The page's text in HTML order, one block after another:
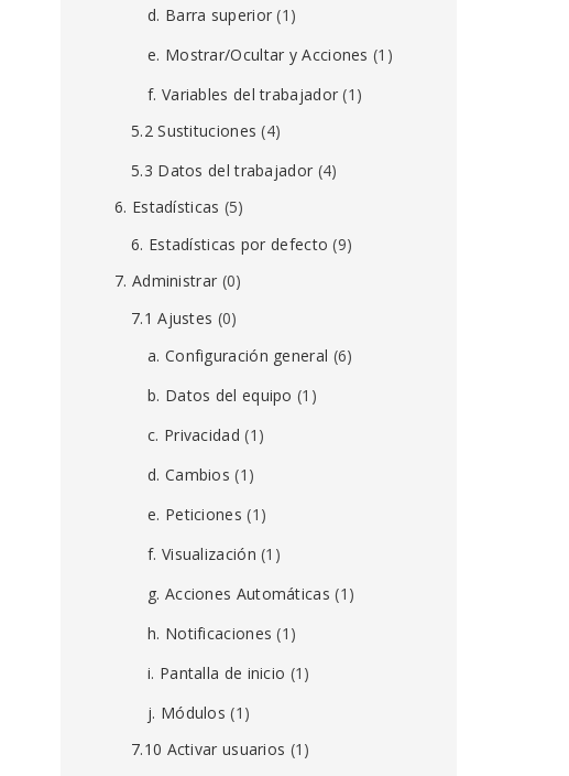
d. Barra superior (1)
e. Mostrar/Ocultar y Acciones (1)
f. Variables del trabajador (1)
5.2 Sustituciones (4)
5.3 Datos del trabajador (4)
6. Estadísticas (5)
6. Estadísticas por defecto (9)
7. Administrar (0)
7.1 Ajustes (0)
a. Configuración general (6)
b. Datos del equipo (1)
c. Privacidad (1)
d. Cambios (1)
e. Peticiones (1)
f. Visualización (1)
g. Acciones Automáticas (1)
h. Notificaciones (1)
i. Pantalla de inicio (1)
j. Módulos (1)
7.10 Activar usuarios (1)